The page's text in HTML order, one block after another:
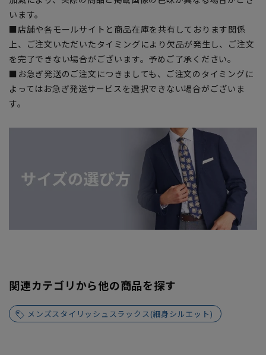
います。
■店舗や各モールサイトと商品在庫を共有しております関係
上、ご注文いただいたタイミングにより欠品が発生し、ご注文
を完了できない場合がございます。予めご了承ください。
■お急ぎ発送のご注文につきましても、ご注文のタイミングに
よってはお急ぎ発送サービスを選択できない場合がございま
す。
関連カテゴリから他の商品を探す
メンズスタイリッシュスラックス(細身シルエット)